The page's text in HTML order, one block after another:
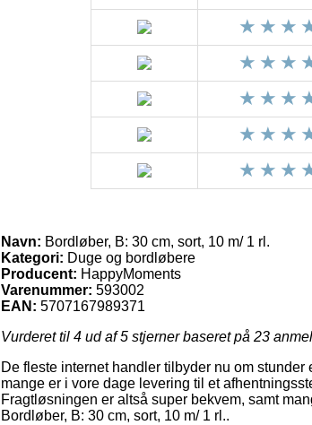
Navn: Bordløber, B: 30 cm, sort, 10 m/ 1 rl.
Kategori: Duge og bordløbere
Producent: HappyMoments
Varenummer: 593002
EAN: 5707167989371
Vurderet til 4 ud af 5 stjerner baseret på 23
De fleste internet handler tilbyder nu om
mange er i vore dage levering til et
Fragtløsningen er altså super bekvem, samt
Bordløber, B: 30 cm, sort, 10 m/ 1 rl..